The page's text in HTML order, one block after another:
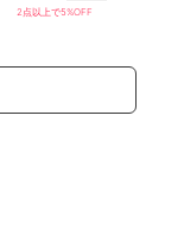
2点以上で5%OFF